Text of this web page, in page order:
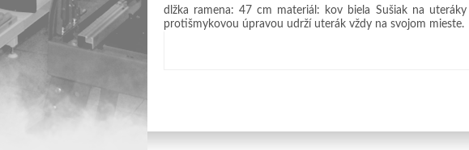
dĺžka ramena: 47 cm materiál: kov biela Sušiak na
protišmykovou úpravou udrží uterák vždy na svojom mieste.